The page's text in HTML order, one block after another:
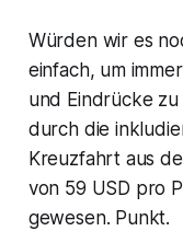
Würden wir es
einfach, um
und Eindrücke
durch die
Kreuzfahrt aus
von 59 USD pro
gewesen. Punkt.